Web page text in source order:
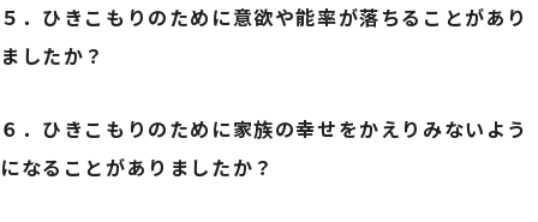
５． ひきこもりのために意欲や能率が落ちることがあり
ましたか？
６． ひきこもりのために家族の幸せをかえりみないよう
になることがありましたか？